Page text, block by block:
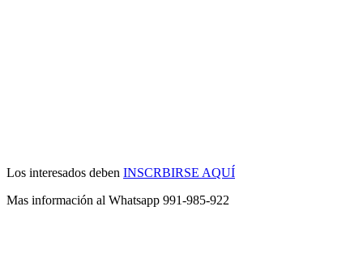
Los interesados deben INSCRBIRSE AQUÍ
Mas información al Whatsapp 991-985-922